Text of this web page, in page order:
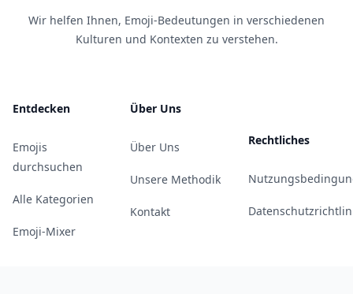
Wir helfen Ihnen, Emoji-Bedeutungen in verschiedenen
Kulturen und Kontexten zu verstehen.
Entdecken
Emojis
durchsuchen
Alle Kategorien
Emoji-Mixer
Über Uns
Über Uns
Unsere Methodik
Kontakt
Rechtliches